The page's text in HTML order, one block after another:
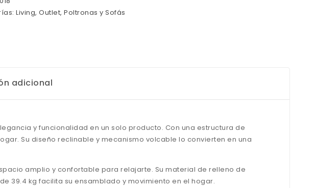
Living, Outlet, Poltronas y Sofás
adicional
y funcionalidad en un solo producto. Con una estructura de
Su diseño reclinable y mecanismo volcable lo convierten en una
amplio y confortable para relajarte. Su material de relleno de
39.4 kg facilita su ensamblado y movimiento en el hogar.